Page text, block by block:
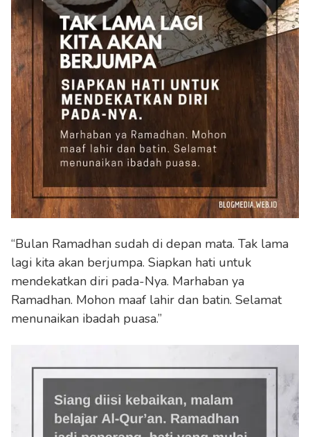
“Bulan Ramadhan sudah di depan mata. Tak lama
lagi kita akan berjumpa. Siapkan hati untuk
mendekatkan diri pada-Nya. Marhaban ya
Ramadhan. Mohon maaf lahir dan batin. Selamat
menunaikan ibadah puasa.”